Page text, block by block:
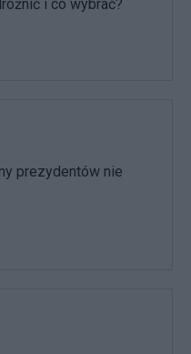
i co wybrać?
prezydentów nie